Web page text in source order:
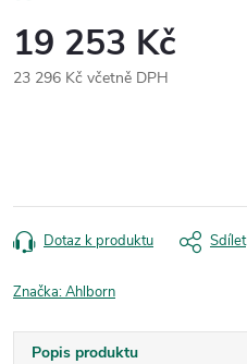
19 253 Kč
23 296 Kč včetně DPH
Dotaz k produktu Sdílet
Značka:Ahlborn
Popis produktu